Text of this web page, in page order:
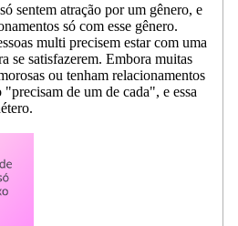
sentem atração por um gênero, e
só com esse gênero.
multi precisem estar com uma
se satisfazerem. Embora muitas
ou tenham relacionamentos
de um de cada", e essa